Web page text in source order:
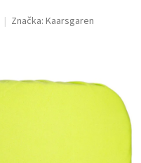
Značka: Kaarsgaren